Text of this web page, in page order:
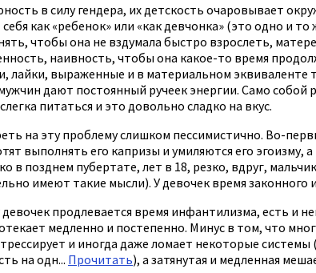
в силу гендера, их детскость очаровывает
как «ребенок» или «как девчонка» (это одно и
чтобы она не вздумала быстро взрослеть,
наивность, чтобы она какое-то время
лайки, выраженные и в материальном
дают постоянный ручеек энергии. Само собой
питаться и это довольно сладко на вкус.
на эту проблему слишком пессимистично. Во-
выполнять его капризы и умиляются его
в позднем пубертате, лет в 18, резко, вдруг,
имеют такие мысли). У девочек время
продлевается время инфантилизма, есть и
медленно и постепенно. Минус в том, что
и иногда даже ломает некоторые
на одн... Прочитать), а затянутая и медленная